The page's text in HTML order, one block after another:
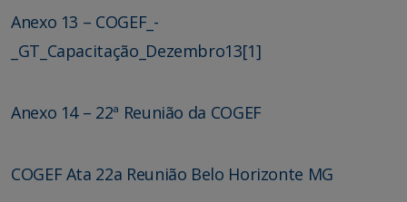
Anexo 13 – COGEF_-
_GT_Capacitação_Dezembro13[1]
Anexo 14 – 22ª Reunião da COGEF
COGEF Ata 22a Reunião Belo Horizonte MG